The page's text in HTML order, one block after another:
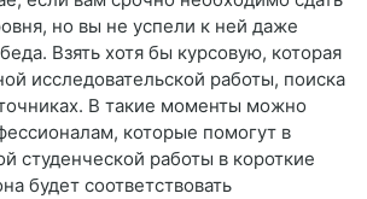
но вы не успели к ней даже
Взять хотя бы курсовую, которая
исследовательской работы, поиска
В такие моменты можно
которые помогут в
студенческой работы в короткие
будет соответствовать